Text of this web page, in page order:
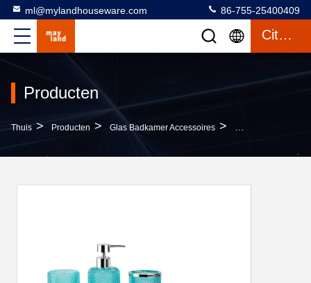
ml@mylandhouseware.com 86-755-25400409
Citaat
Producten
Thuis > Producten > Glas Badkamer Accessoires > Modern Ontwerp